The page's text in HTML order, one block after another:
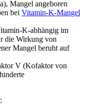
Mangel angeboren
bei Vitamin-K-Mangel
K-abhängig im
die Wirkung von
Mangel beruht auf
V (Kofaktor von
.